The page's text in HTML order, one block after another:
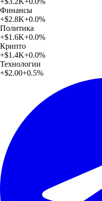
Финансы
+$2.8K+0.0%
Политика
+$1.6K+0.0%
Крипто
+$1.4K+0.0%
Технологии
+$2.00+0.5%